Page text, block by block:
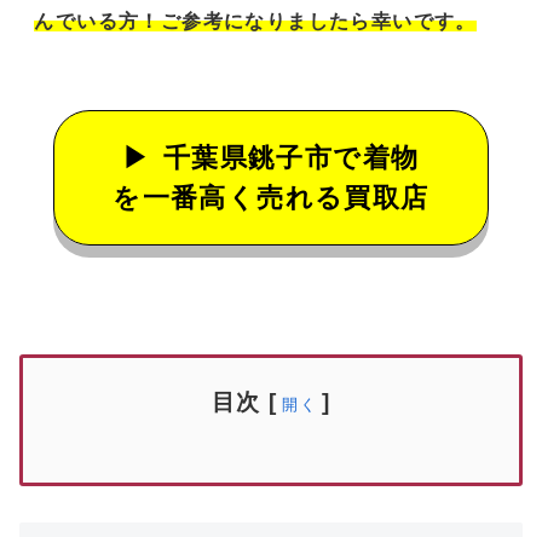
んでいる方！ご参考になりましたら幸いです。
千葉県銚子市で着物
を一番高く売れる買取店
目次 [ 開く ]